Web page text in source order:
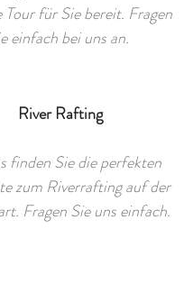
für Sie bereit. Fragen
einfach bei uns an.
River Rafting
finden Sie die perfekten
zum Riverrafting auf der
Fragen Sie uns einfach.